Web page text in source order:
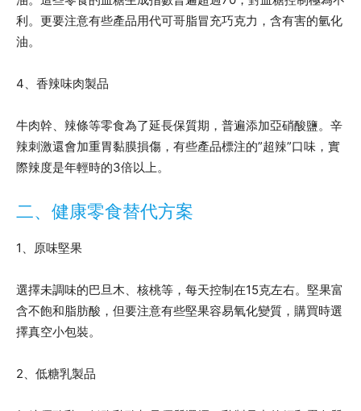
利。更要注意有些產品用代可哥脂冒充巧克力，含有害的氫化
油。
4、香辣味肉製品
牛肉幹、辣條等零食為了延長保質期，普遍添加亞硝酸鹽。辛
辣刺激還會加重胃黏膜損傷，有些產品標注的”超辣”口味，實
際辣度是年輕時的3倍以上。
二、健康零食替代方案
1、原味堅果
選擇未調味的巴旦木、核桃等，每天控制在15克左右。堅果富
含不飽和脂肪酸，但要注意有些堅果容易氧化變質，購買時選
擇真空小包裝。
2、低糖乳製品